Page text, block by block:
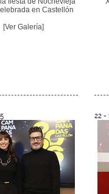
en Castellón
[Ver Galería]
22 -